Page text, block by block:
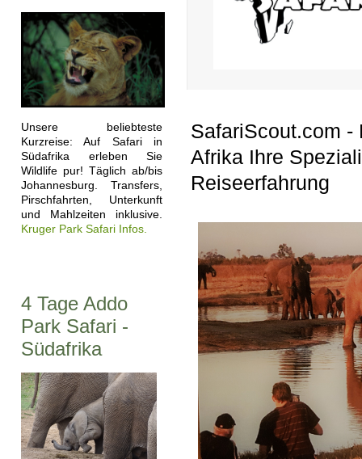
Unsere beliebteste
Kurzreise: Auf Safari in
Südafrika erleben Sie
Wildlife pur! Täglich ab/bis
Johannesburg. Transfers,
Pirschfahrten, Unterkunft
und Mahlzeiten inklusive.
Kruger Park Safari Infos.
4 Tage Addo
Park Safari -
Südafrika
SafariScout.com -
Afrika Ihre
Reiseerfahrung